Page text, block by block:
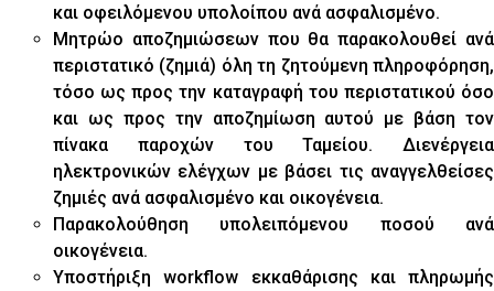
και οφειλόμενου υπολοίπου ανά ασφαλισμένο.
Μητρώο αποζημιώσεων που θα παρακολουθεί ανά
περιστατικό (ζημιά) όλη τη ζητούμενη πληροφόρηση,
τόσο ως προς την καταγραφή του περιστατικού όσο
και ως προς την αποζημίωση αυτού με βάση τον
πίνακα παροχών του Ταμείου. Διενέργεια
ηλεκτρονικών ελέγχων με βάσει τις αναγγελθείσες
ζημιές ανά ασφαλισμένο και οικογένεια.
Παρακολούθηση υπολειπόμενου ποσού ανά
οικογένεια.
Υποστήριξη workflow εκκαθάρισης και πληρωμής